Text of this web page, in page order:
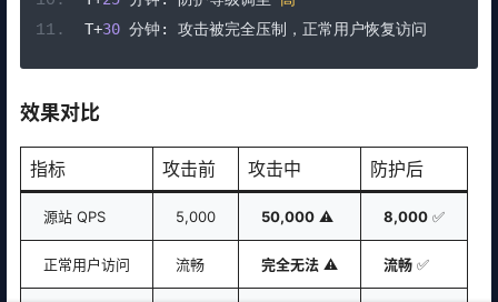
T+30 分钟: 攻击被完全压制，正常用户恢复访问
效果对比
指标 攻击前 攻击中 防护后
源站 QPS 5,000 50,000 ⚠️ 8,000 ✅
正常用户访问 流畅 完全无法 ⚠️ 流畅 ✅